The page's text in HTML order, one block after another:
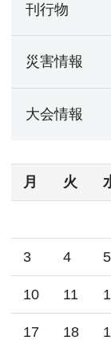
刊行物
災害情報
大会情報
月
火
3 4 5
10 11
17 18